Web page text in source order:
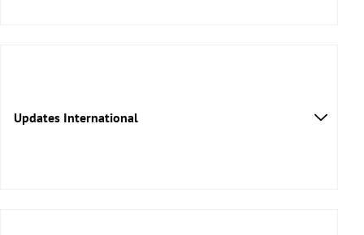
Bachmann-Preis
Updates International